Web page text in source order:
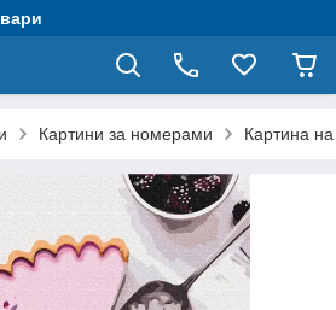
Картини за номерами Картина